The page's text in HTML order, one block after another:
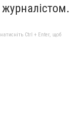
журналістом.
Ctrl + Enter, щоб